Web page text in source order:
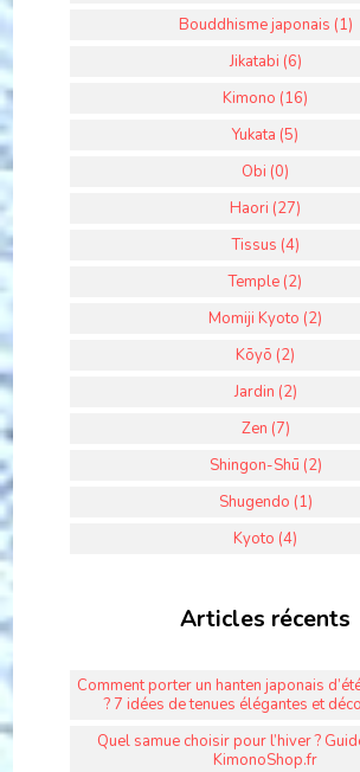
Bouddhisme japonais (1)
Jikatabi (6)
Kimono (16)
Yukata (5)
Obi (0)
Haori (27)
Tissus (4)
Temple (2)
Momiji Kyoto (2)
Kōyō (2)
Jardin (2)
Zen (7)
Shingon-Shū (2)
Shugendo (1)
Kyoto (4)
Articles récents
Comment porter un hanten japonais
? 7 idées de tenues élégantes et
Quel samue choisir pour l’hiver ?
KimonoShop.fr